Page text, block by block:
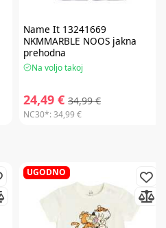
Name It13241669
NKMMARBLE NOOS jakna
prehodna
Na voljo takoj
24,49 € 34,99 €
NC30*:34,99 €
UGODNO